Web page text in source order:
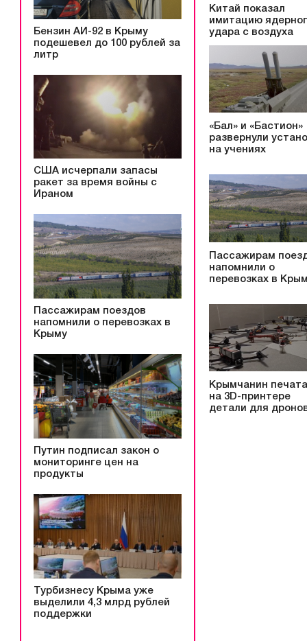
Бензин АИ-92 в Крыму
подешевел до 100 рублей за
литр
США исчерпали запасы
ракет за время войны с
Ираном
Пассажирам поездов
напомнили о перевозках в
Крыму
Путин подписал закон о
мониторинге цен на
продукты
Турбизнесу Крыма уже
выделили 4,3 млрд рублей
поддержки
Китай показал
имитацию
удара с воздуха
«Бал» и «Бастион»
развернули
на учениях
Пассажирам
напомнили о
перевозках в
Крымчанин
на 3D-принтере
детали для